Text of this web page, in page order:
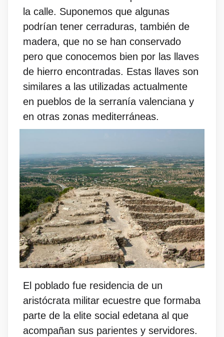
la calle. Suponemos que algunas
podrían tener cerraduras, también de
madera, que no se han conservado
pero que conocemos bien por las llaves
de hierro encontradas. Estas llaves son
similares a las utilizadas actualmente
en pueblos de la serranía valenciana y
en otras zonas mediterráneas.
El poblado fue residencia de un
aristócrata militar ecuestre que formaba
parte de la elite social edetana al que
acompañan sus parientes y servidores.